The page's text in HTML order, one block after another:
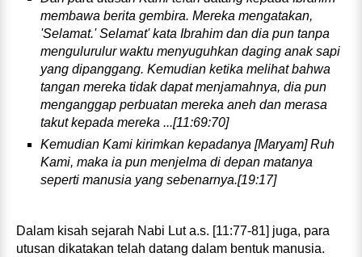
membawa berita gembira. Mereka mengatakan,
'Selamat.' Selamat' kata Ibrahim dan dia pun tanpa
mengulur­ulur waktu menyuguhkan daging anak sapi
yang dipanggang. Kemudian ketika melihat bahwa
tangan mereka tidak dapat menjamahnya, dia pun
menganggap perbuatan mereka aneh dan merasa
takut kepada mereka ...[11:69:70]
Kemudian Kami kirimkan kepadanya [Maryam] Ruh
Kami, maka ia pun menjelma di depan matanya
seperti manusia yang sebenarnya.[19:17]
Dalam kisah sejarah Nabi Lut a.s. [11:77-81] juga, para
utusan dikatakan telah datang dalam bentuk manusia.